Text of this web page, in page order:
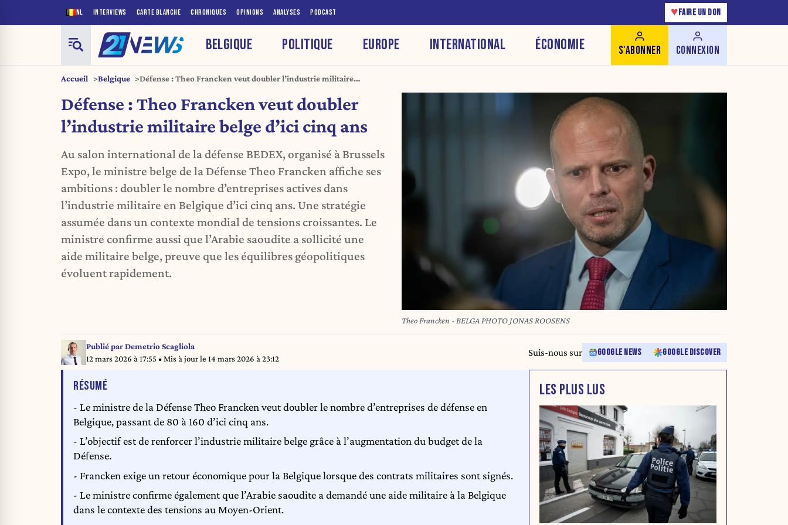
NL INTERVIEWS CARTE BLANCHE CHRONIQUES OPINIONS ANALYSES PODCAST ♥ FAIRE UN DON
BELGIQUE POLITIQUE EUROPE INTERNATIONAL ÉCONOMIE S'ABONNER CONNEXION
Accueil Belgique
Défense : Theo Francken veut doubler l’industrie militaire
Défense : Theo Francken veut doubler
l’industrie militaire belge d’ici cinq ans
Au salon international de la défense BEDEX, organisé à Brussels
Expo, le ministre belge de la Défense Theo Francken affiche ses
ambitions : doubler le nombre d’entreprises actives dans
l’industrie militaire en Belgique d’ici cinq ans. Une stratégie
assumée dans un contexte mondial de tensions croissantes. Le
ministre confirme aussi que l’Arabie saoudite a sollicité une
aide militaire belge, preuve que les équilibres géopolitiques
évoluent rapidement.
Theo Francken - BELGA PHOTO JONAS ROOSENS
Publié parDemetrio Scagliola
12 mars 2026 à 17:55 • Mis à jour le 14 mars 2026 à 23:12
Suis-nous sur GOOGLE NEWS GOOGLE DISCOVER
RÉSUMÉDE L'ARTICLE
- Le ministre de la Défense Theo Francken veut doubler le nombre d’entreprises de défense en
Belgique, passant de 80 à 160 d’ici cinq ans.
- L’objectif est de renforcer l’industrie militaire belge grâce à l’augmentation du budget de la
Défense.
- Francken exige un retour économique pour la Belgique lorsque des contrats militaires sont signés.
- Le ministre confirme également que l’Arabie saoudite a demandé une aide militaire à la Belgique
dans le contexte des tensions au Moyen-Orient.
LES PLUS LUS